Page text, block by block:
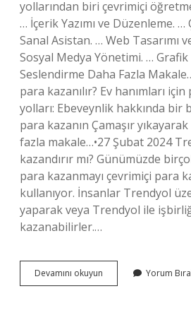
yollarından biri çevrimiçi
… İçerik Yazımı ve Düzenleme.
Sanal Asistan. … Web Tasarımı
Sosyal Medya Yönetimi. … Grafik
Seslendirme Daha Fazla
para kazanılır? Ev hanımları
yolları: Ebeveynlik hakkında bir
para kazanın Çamaşır
fazla makale…•27 Şubat 2024
kazandırır mı? Günümüzde
para kazanmayı çevrimiçi para
kullanıyor. İnsanlar Trendyol
yaparak veya Trendyol ile
kazanabilirler.…
Devamını okuyun
Para
Yorum